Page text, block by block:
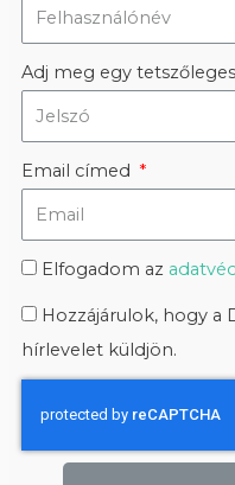
Adj meg egy
Email címed
Elfogadom az
Hozzájárulok, hogy a
hírlevelet küldjön.